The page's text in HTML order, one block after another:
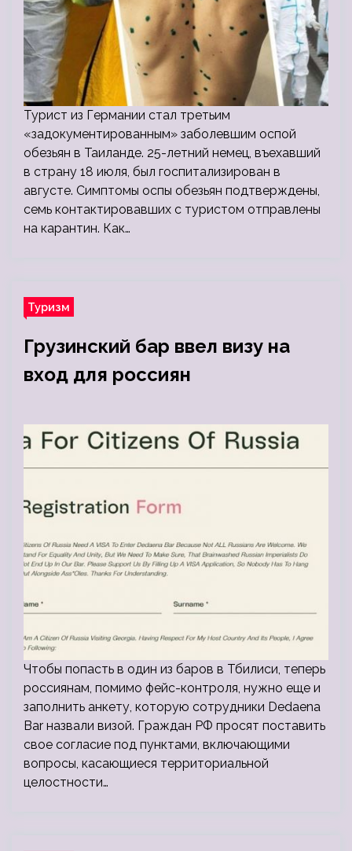
Турист из Германии стал третьим
«задокументированным» заболевшим оспой
обезьян в Таиланде. 25-летний немец, въехавший
в страну 18 июля, был госпитализирован в
августе. Симптомы оспы обезьян подтверждены,
семь контактировавших с туристом отправлены
на карантин. Как…
Туризм
Грузинский бар ввел визу на
вход для россиян
Чтобы попасть в один из баров в Тбилиси, теперь
россиянам, помимо фейс-контроля, нужно еще и
заполнить анкету, которую сотрудники Dedaena
Bar назвали визой. Граждан РФ просят поставить
свое согласие под пунктами, включающими
вопросы, касающиеся территориальной
целостности…